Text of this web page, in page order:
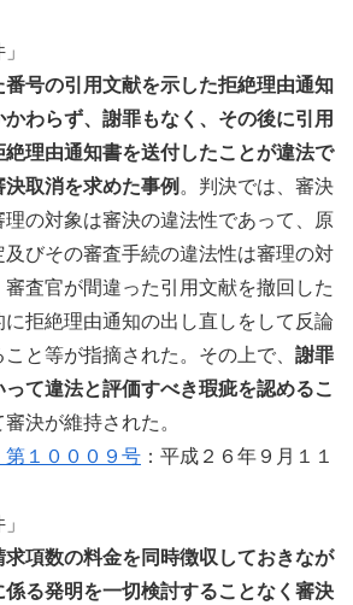
号の引用文献を示した拒絶理由通知
わらず、謝罪もなく、その後に引用
理由通知書を送付したことが違法で
取消を求めた事例 。判決では、審決
の対象は審決の違法性であって、原
びその審査手続の違法性は審理の対
査官が間違った引用文献を撤回した
に拒絶理由通知の出し直しをして反論
と等が指摘された。その上で、 謝罪
て違法と評価すべき瑕疵を認めるこ
審決が維持された。
１０００９号 ：平成２６年９月１１
項数の料金を同時徴収しておきなが
係る発明を一切検討することなく審決